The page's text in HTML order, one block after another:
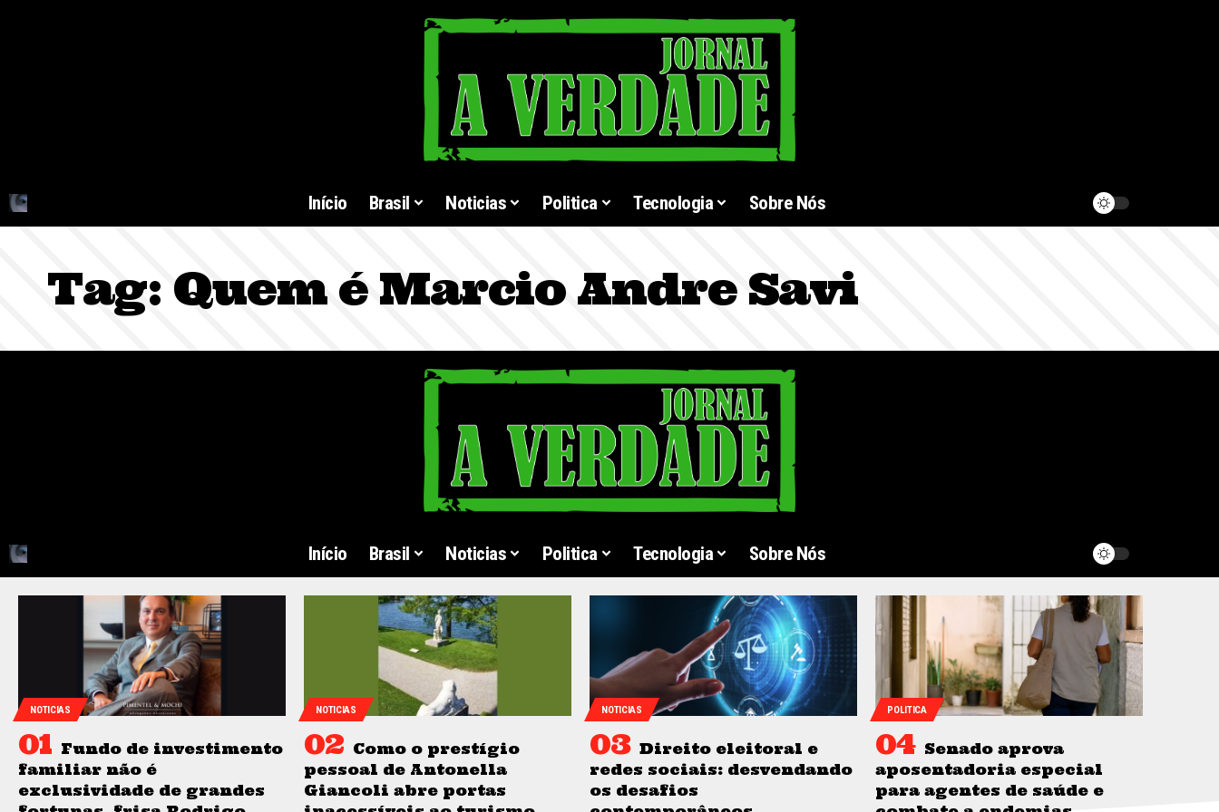
Início Brasil Noticias Politica Tecnologia Sobre Nós
Tag: Quem é Marcio Andre Savi
Início Brasil Noticias Politica Tecnologia Sobre Nós
NOTICIAS
Fundo de investimento
familiar não é
exclusividade de grandes
NOTICIAS
Como o prestígio
pessoal de Antonella
Giancoli abre portas
NOTICIAS
Direito eleitoral e
redes sociais: desvendando
os desafios
POLITICA
Senado aprova
aposentadoria especial
para agentes de saúde e